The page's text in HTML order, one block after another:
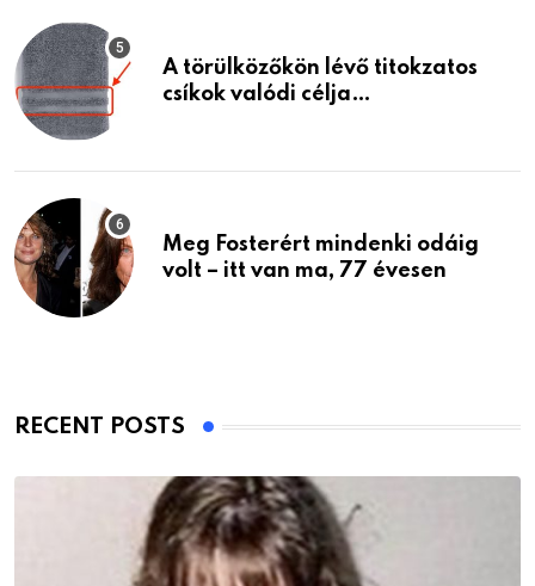
A törülközőkön lévő titokzatos
csíkok valódi célja…
Meg Fosterért mindenki odáig
volt – itt van ma, 77 évesen
RECENT POSTS